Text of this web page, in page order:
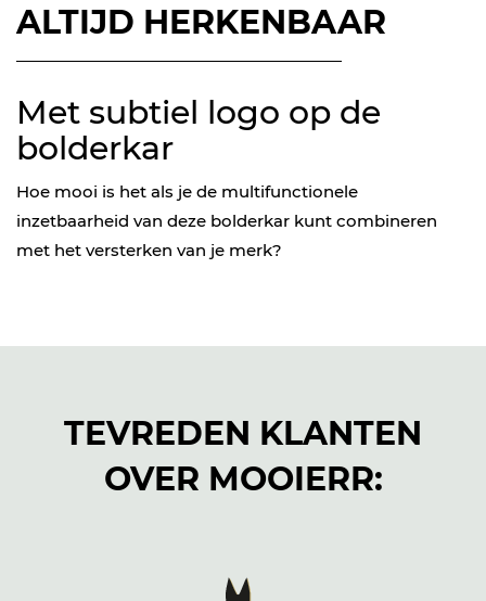
ALTIJD HERKENBAAR
Met subtiel logo op de
bolderkar
Hoe mooi is het als je de multifunctionele
inzetbaarheid van deze bolderkar kunt combineren
met het versterken van je merk?
TEVREDEN KLANTEN
OVER MOOIERR: